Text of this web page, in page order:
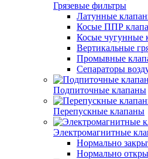
Грязевые фильтры
Латунные
Косые ППР
Косые чугунные
Вертикальные
Промывные
Сепараторы
Подпиточные клапаны
Перепускные клапаны
Электромагнитные
Нормально
Нормально